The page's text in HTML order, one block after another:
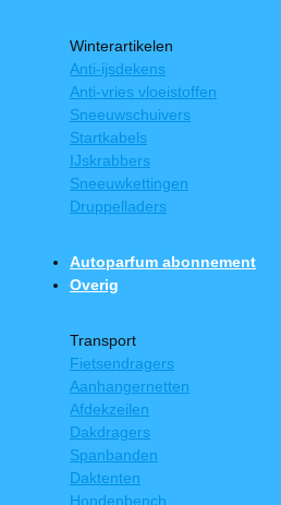
Winterartikelen
Anti-ijsdekens
Anti-vries vloeistoffen
Sneeuwschuivers
Startkabels
IJskrabbers
Sneeuwkettingen
Druppelladers
Autoparfum abonnement
Overig
Transport
Fietsendragers
Aanhangernetten
Afdekzeilen
Dakdragers
Spanbanden
Daktenten
Hondenbench